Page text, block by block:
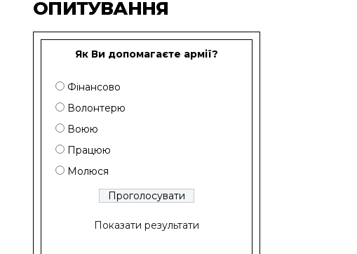
ОПИТУВАННЯ
Як Ви допомагаєте армії?
Фінансово
Волонтерю
Воюю
Працюю
Молюся
Показати результати